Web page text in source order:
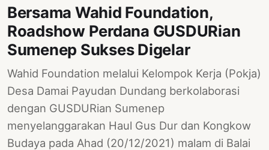
Bersama Wahid Foundation,
Roadshow Perdana GUSDURian
Sumenep Sukses Digelar
Wahid Foundation melalui Kelompok Kerja (Pokja)
Desa Damai Payudan Dundang berkolaborasi
dengan GUSDURian Sumenep
menyelanggarakan Haul Gus Dur dan Kongkow
Budaya pada Ahad (20/12/2021) malam di Balai